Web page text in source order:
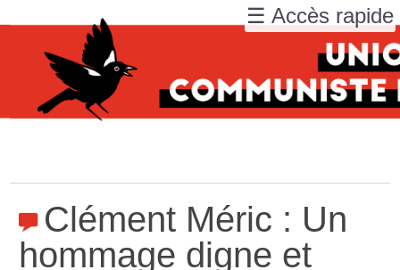
Clément Méric : Un
hommage digne et
☰ Accès rapide